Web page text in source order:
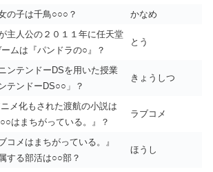
の子は千鳥○○○？
かなめ
主人公の２０１１年に任天堂
ムは『パンドラの○』？
とう
ンテンドーDSを用いた授業
テンドーDS○○」？
きょうしつ
メ化もされた渡航の小説は
はまちがっている。』？
ラブコメ
コメはまちがっている。』
する部活は○○部？
ほうし